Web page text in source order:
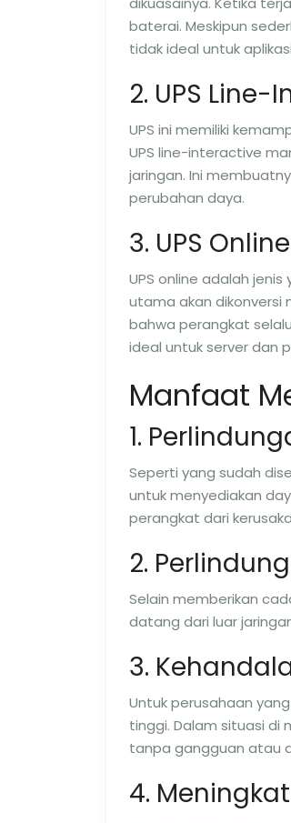
baterai. Meskipun
tidak ideal untuk
2. UPS
UPS ini memiliki
UPS line-interactive
jaringan. Ini
perubahan daya.
3. UPS Online
UPS online adalah
utama akan dikonversi
bahwa perangkat
ideal untuk server dan
Manfaat
1.
Seperti yang sudah
untuk menyediakan
perangkat dari
2.
Selain memberikan
datang dari luar
3.
Untuk perusahaan
tinggi. Dalam situasi di
tanpa gangguan atau
4.